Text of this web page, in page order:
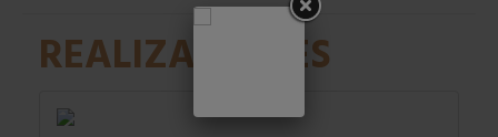
REALIZACIONES